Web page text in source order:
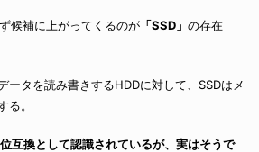
候補に上がってくるのが 「SSD」 の存在
ータを読み書きするHDDに対して、SSDはメ
る。
互換として認識されているが、実はそうで